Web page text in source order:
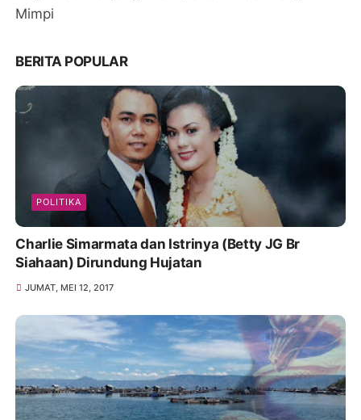
Mimpi
BERITA POPULAR
POLITIKA
Charlie Simarmata dan Istrinya (Betty JG Br
Siahaan) Dirundung Hujatan
JUMAT, MEI 12, 2017